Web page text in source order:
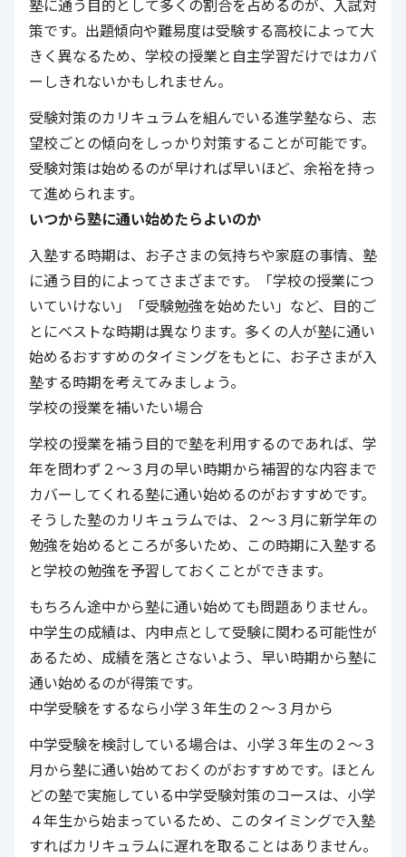
策です。出題傾向や難易度は受験する高校によって大
きく異なるため、学校の授業と自主学習だけではカバ
ーしきれないかもしれません。
受験対策のカリキュラムを組んでいる進学塾なら、志
望校ごとの傾向をしっかり対策することが可能です。
受験対策は始めるのが早ければ早いほど、余裕を持っ
て進められます。
いつから塾に通い始めたらよいのか
入塾する時期は、お子さまの気持ちや家庭の事情、塾
に通う目的によってさまざまです。「学校の授業につ
いていけない」「受験勉強を始めたい」など、目的ご
とにベストな時期は異なります。多くの人が塾に通い
始めるおすすめのタイミングをもとに、お子さまが入
塾する時期を考えてみましょう。
学校の授業を補いたい場合
学校の授業を補う目的で塾を利用するのであれば、学
年を問わず２～３月の早い時期から補習的な内容まで
カバーしてくれる塾に通い始めるのがおすすめです。
そうした塾のカリキュラムでは、２～３月に新学年の
勉強を始めるところが多いため、この時期に入塾する
と学校の勉強を予習しておくことができます。
もちろん途中から塾に通い始めても問題ありません。
中学生の成績は、内申点として受験に関わる可能性が
あるため、成績を落とさないよう、早い時期から塾に
通い始めるのが得策です。
中学受験をするなら小学３年生の２～３月から
中学受験を検討している場合は、小学３年生の２～３
月から塾に通い始めておくのがおすすめです。ほとん
どの塾で実施している中学受験対策のコースは、小学
４年生から始まっているため、このタイミングで入塾
すればカリキュラムに遅れを取ることはありません。